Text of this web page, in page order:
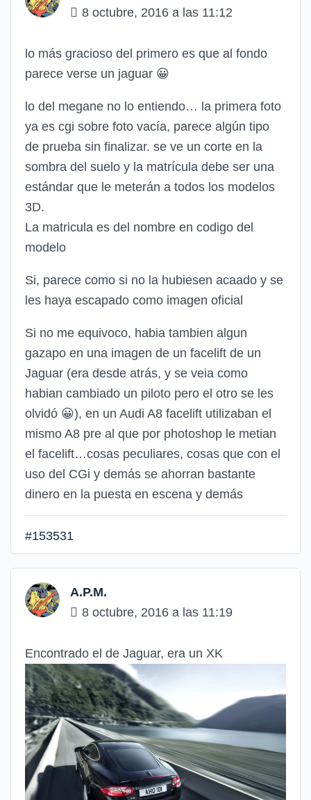
8 octubre, 2016 a las 11:12
lo más gracioso del primero es que al fondo
parece verse un jaguar 😀
lo del megane no lo entiendo… la primera foto
ya es cgi sobre foto vacía, parece algún tipo
de prueba sin finalizar. se ve un corte en la
sombra del suelo y la matrícula debe ser una
estándar que le meterán a todos los modelos
3D.
La matricula es del nombre en codigo del
modelo
Si, parece como si no la hubiesen acaado y se
les haya escapado como imagen oficial
Si no me equivoco, habia tambien algun
gazapo en una imagen de un facelift de un
Jaguar (era desde atrás, y se veia como
habian cambiado un piloto pero el otro se les
olvidó 😀), en un Audi A8 facelift utilizaban el
mismo A8 pre al que por photoshop le metian
el facelift…cosas peculiares, cosas que con el
uso del CGi y demás se ahorran bastante
dinero en la puesta en escena y demás
#153531
A.P.M.
8 octubre, 2016 a las 11:19
Encontrado el de Jaguar, era un XK